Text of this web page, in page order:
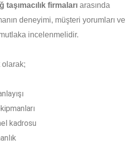
taşımacılık firmaları arasında
deneyimi, müşteri yorumları ve
incelenmelidir.
olarak;
kadrosu